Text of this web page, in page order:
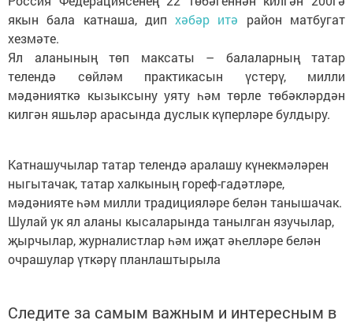
якын бала катнаша, дипхәбәр итә район матбугат
хезмәте.
Ял аланының төп максаты – балаларның татар
телендә сөйләм практикасын үстерү, милли
мәдәнияткә кызыксыну уяту һәм төрле төбәкләрдән
килгән яшьләр арасында дуслык күперләре булдыру.
Катнашучылар татар телендә аралашу күнекмәләрен
ныгытачак, татар халкының гореф-гадәтләре,
мәдәнияте һәм милли традицияләре белән танышачак.
Шулай ук ял аланы кысаларында танылган язучылар,
җырчылар, журналистлар һәм иҗат әһелләре белән
очрашулар үткәрү планлаштырыла
Следите за самым важным и интересным в